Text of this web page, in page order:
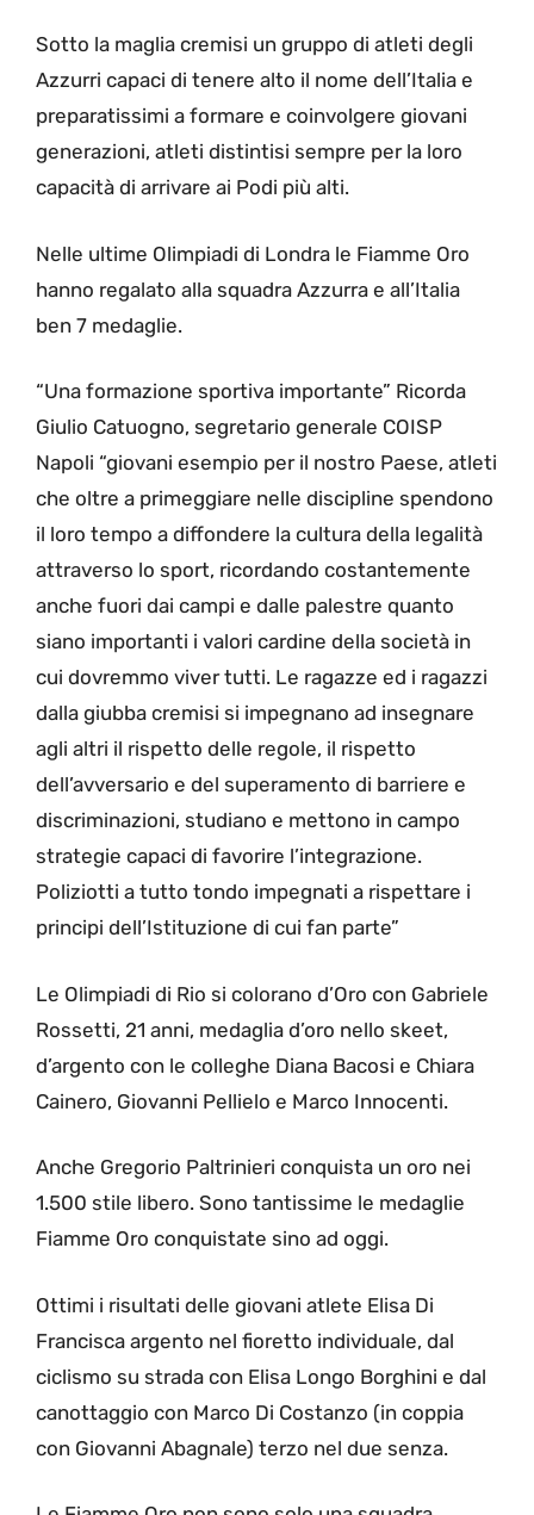
Sotto la maglia cremisi un gruppo di atleti degli
Azzurri capaci di tenere alto il nome dell’Italia e
preparatissimi a formare e coinvolgere giovani
generazioni, atleti distintisi sempre per la loro
capacità di arrivare ai Podi più alti.
Nelle ultime Olimpiadi di Londra le Fiamme Oro
hanno regalato alla squadra Azzurra e all’Italia
ben 7 medaglie.
“Una formazione sportiva importante” Ricorda
Giulio Catuogno, segretario generale COISP
Napoli “giovani esempio per il nostro Paese, atleti
che oltre a primeggiare nelle discipline spendono
il loro tempo a diffondere la cultura della legalità
attraverso lo sport, ricordando costantemente
anche fuori dai campi e dalle palestre quanto
siano importanti i valori cardine della società in
cui dovremmo viver tutti. Le ragazze ed i ragazzi
dalla giubba cremisi si impegnano ad insegnare
agli altri il rispetto delle regole, il rispetto
dell’avversario e del superamento di barriere e
discriminazioni, studiano e mettono in campo
strategie capaci di favorire l’integrazione.
Poliziotti a tutto tondo impegnati a rispettare i
principi dell’Istituzione di cui fan parte”
Le Olimpiadi di Rio si colorano d’Oro con Gabriele
Rossetti, 21 anni, medaglia d’oro nello skeet,
d’argento con le colleghe Diana Bacosi e Chiara
Cainero, Giovanni Pellielo e Marco Innocenti.
Anche Gregorio Paltrinieri conquista un oro nei
1.500 stile libero. Sono tantissime le medaglie
Fiamme Oro conquistate sino ad oggi.
Ottimi i risultati delle giovani atlete Elisa Di
Francisca argento nel fioretto individuale, dal
ciclismo su strada con Elisa Longo Borghini e dal
canottaggio con Marco Di Costanzo (in coppia
con Giovanni Abagnale) terzo nel due senza.